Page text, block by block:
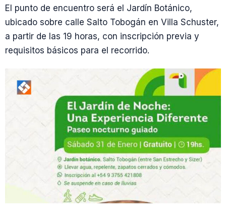
El punto de encuentro será el Jardín Botánico,
ubicado sobre calle Salto Tobogán en Villa Schuster,
a partir de las 19 horas, con inscripción previa y
requisitos básicos para el recorrido.